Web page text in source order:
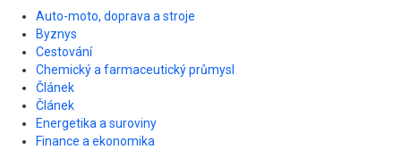
Auto-moto, doprava a stroje
Byznys
Cestování
Chemický a farmaceutický průmysl
Článek
Článek
Energetika a suroviny
Finance a ekonomika